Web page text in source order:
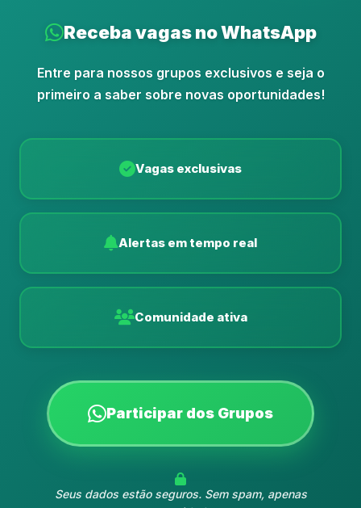
Receba vagas no WhatsApp
Entre para nossos grupos exclusivos e seja o
primeiro a saber sobre novas oportunidades!
Vagas exclusivas
Alertas em tempo real
Comunidade ativa
Participar dos Grupos
Seus dados estão seguros. Sem spam, apenas